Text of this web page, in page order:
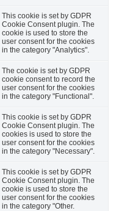
This cookie is set by GDPR
Cookie Consent plugin. The
cookie is used to store the
user consent for the cookies
in the category "Analytics".
The cookie is set by GDPR
cookie consent to record the
user consent for the cookies
in the category "Functional".
This cookie is set by GDPR
Cookie Consent plugin. The
cookies is used to store the
user consent for the cookies
in the category "Necessary".
This cookie is set by GDPR
Cookie Consent plugin. The
cookie is used to store the
user consent for the cookies
in the category "Other.